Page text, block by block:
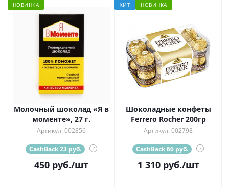
НОВИНКА
Молочный шоколад «Я в
моменте», 27 г.
Артикул: 002856
CashBack 23 руб. ?
450 руб./шт
ХИТ НОВИНКА
Шоколадные конфеты
Ferrero Rocher 200гр
Артикул: 002798
CashBack 66 руб. ?
1 310руб./шт